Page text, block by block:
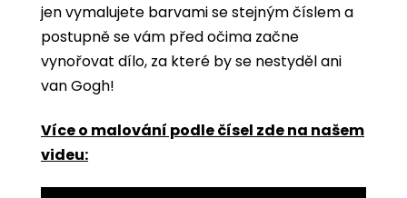
jen vymalujete barvami se stejným číslem a
postupně se vám před očima začne
vynořovat dílo, za které by se nestyděl ani
van Gogh!
Více o malování podle čísel zde na našem
videu: